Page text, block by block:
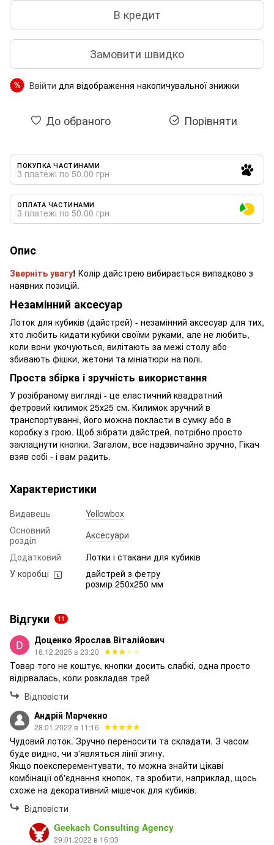
В кредит
Замовити швидко
% Ввійти для відображення накопичувальної знижки
До обраного Порівняти
ПОКУПКА ЧАСТИНАМИ
3 платежі по 50.00 грн
ОПЛАТА ЧАСТИНАМИ
3 платежі по 50.00 грн
Опис
Зверніть увагу! Колір дайстрею вибирається випадково з
наявних позицій.
Незамінний аксесуар
Лоток для кубиків (дайстрей) - незамінний аксесуар для тих,
хто любить кидати кубики своїми руками, але не любить,
коли вони укочуються, вилітають за межі столу або
збивають фішки, жетони та мініатюри на полі.
Проста збірка і зручність використання
У розібраному вигляді - це еластичний квадратний
фетровий килимок 25х25 см. Килимок зручний в
транспортуванні, його можна покласти в сумку або в
коробку з грою. Щоб зібрати дайстрей, потрібно просто
заклацнути кнопки. Загалом, все надзвичайно зручно, Гікач
взяв собі - і вам радить.
Характеристики
Видавець
Yellowbox
Основний
розділ
Аксесуари
Додатковий
Лотки і стакани для кубиків
У коробці
дайстрей з фетру
розмір 250х250 мм
Відгуки 11
Доценко Ярослав Віталійович
16.12.2025 в 23:20
Товар того не коштує, кнопки досить слабкі, одна просто
відірвалась, коли розкладав трей
Відповісти
Андрій Марчекно
28.01.2022 в 11:16
Чудовий лоток. Зручно переносити та складати. З часом
буде видно, чи з'являться лінії згину.
Якщо поексперементувати, то можна знайти цікаві
комбінації об'єднання кнопок, та зробити, наприклад, щось
схоже на декоративний мішечок для кубиків.
Відповісти
Geekach Consulting Agency
29.01.2022 в 16:03